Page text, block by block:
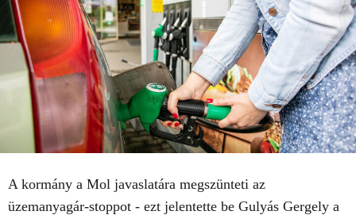
A kormány a Mol javaslatára megszünteti az
üzemanyagár-stoppot - ezt jelentette be Gulyás Gergely a